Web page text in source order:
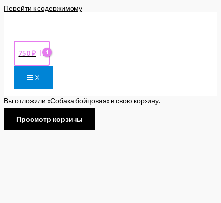
Перейти к содержимому
750₽
Вы отложили «Собака бойцовая» в свою корзину.
Просмотр корзины